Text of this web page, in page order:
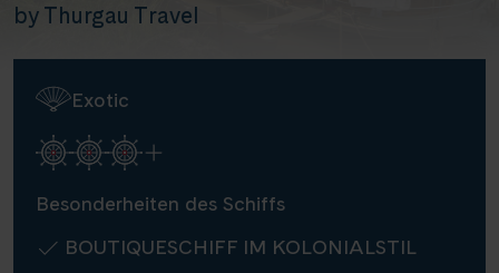
Reiseziele & Flüsse
Schiffe
Reisearten
Angebote
by Thurgau Travel
Exotic
Besonderheiten des Schiffs
BOUTIQUESCHIFF IM KOLONIALSTIL